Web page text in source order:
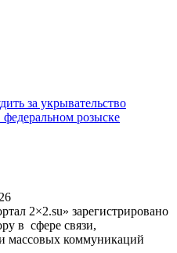
за укрывательство
розыске
2×2.su» зарегистрировано
в сфере связи,
массовых коммуникаций